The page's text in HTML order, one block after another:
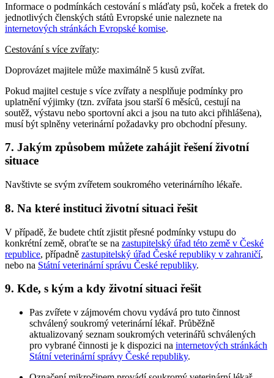
Informace o podmínkách cestování s mláďaty psů, koček a fretek do
jednotlivých členských států Evropské unie naleznete na
internetových stránkách Evropské komise.
Cestování s více zvířaty:
Doprovázet majitele může maximálně 5 kusů zvířat.
Pokud majitel cestuje s více zvířaty a nesplňuje podmínky pro
uplatnění výjimky (tzn. zvířata jsou starší 6 měsíců, cestují na
soutěž, výstavu nebo sportovní akci a jsou na tuto akci přihlášena),
musí být splněny veterinární požadavky pro obchodní přesuny.
7. Jakým způsobem můžete zahájit řešení životní
situace
Navštivte se svým zvířetem soukromého veterinárního lékaře.
8. Na které instituci životní situaci řešit
V případě, že budete chtít zjistit přesné podmínky vstupu do
konkrétní země, obraťte se na zastupitelský úřad této země v České
republice, případně zastupitelský úřad České republiky v zahraničí,
nebo na Státní veterinární správu České republiky.
9. Kde, s kým a kdy životní situaci řešit
Pas zvířete v zájmovém chovu vydává pro tuto činnost
schválený soukromý veterinární lékař. Průběžně
aktualizovaný seznam soukromých veterinářů schválených
pro vybrané činnosti je k dispozici na internetových stránkách
Státní veterinární správy České republiky.